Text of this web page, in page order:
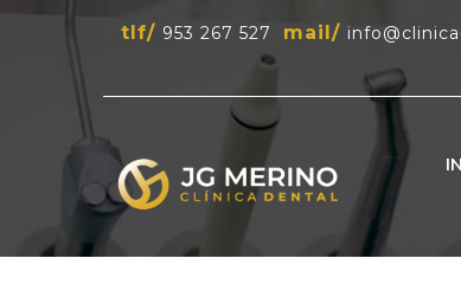
tlf/ 953 267 527 mail/